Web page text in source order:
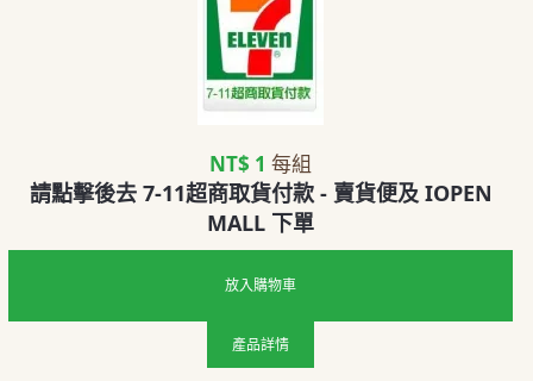
NT$ 1 每組
請點擊後去 7-11超商取貨付款 - 賣貨便及 IOPEN
MALL 下單
放入購物車
產品詳情